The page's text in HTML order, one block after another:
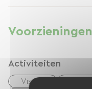
Voorzieningen
Activiteiten
Vissen